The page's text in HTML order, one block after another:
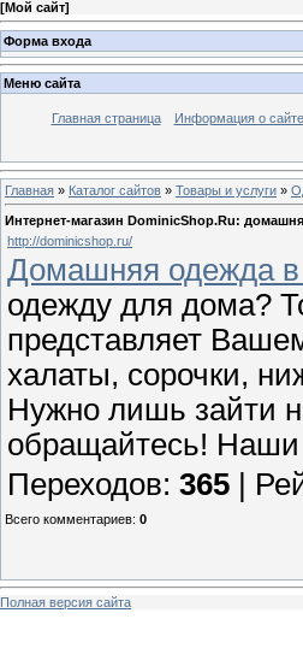
[Мой сайт]
Форма входа
Меню сайта
Главная страница Информация о сайте
Главная » Каталог сайтов » Товары и услуги »
Интернет-магазин DominicShop.Ru:
http://dominicshop.ru/
Домашняя одежда в
одежду для дома?
представляет
халаты, сорочки,
Нужно лишь зайти
обращайтесь!
Переходов: 365 |
Всего комментариев: 0
Полная версия сайта